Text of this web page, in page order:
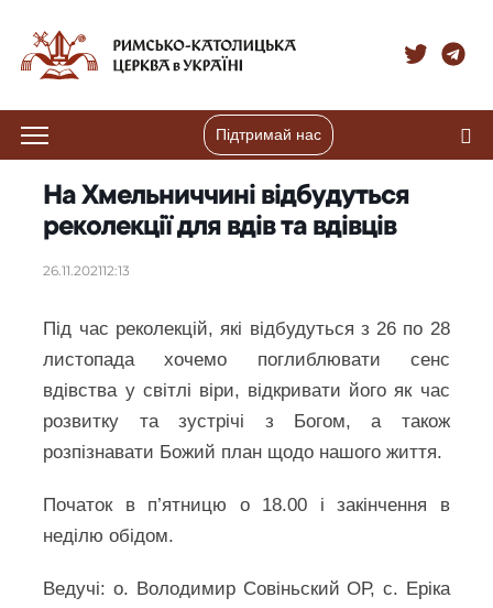
Підтримай нас
На Хмельниччині відбудуться
реколекції для вдів та вдівців
26.11.202112:13
Під час реколекцій, які відбудуться з 26 по 28
листопада хочемо поглиблювати сенс
вдівства у світлі віри, відкривати його як час
розвитку та зустрічі з Богом, а також
розпізнавати Божий план щодо нашого життя.
Початок в п’ятницю о 18.00 і закінчення в
неділю обідом.
Ведучі: о. Володимир Совіньский ОР, с. Еріка